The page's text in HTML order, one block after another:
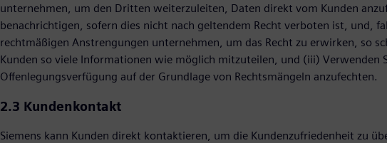
unternehmen, um den Dritten weiterzuleiten, Daten direkt vom Kunden
benachrichtigen, sofern dies nicht nach geltendem Recht verboten ist, und,
rechtmäßigen Anstrengungen unternehmen, um das Recht zu erwirken, so
Kunden so viele Informationen wie möglich mitzuteilen, und (iii) Verwenden
Offenlegungsverfügung auf der Grundlage von Rechtsmängeln anzufechten.
2.3 Kundenkontakt
Siemens kann Kunden direkt kontaktieren, um die Kundenzufriedenheit zu